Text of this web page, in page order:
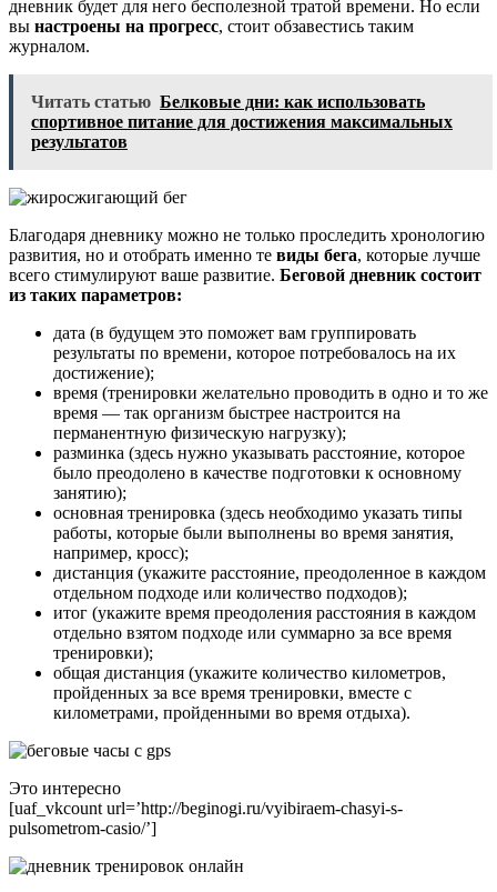
дневник будет для него бесполезной тратой времени. Но если
вы настроены на прогресс, стоит обзавестись таким
журналом.
Читать статью Белковые дни: как использовать
спортивное питание для достижения максимальных
результатов
Благодаря дневнику можно не только проследить хронологию
развития, но и отобрать именно те виды бега, которые лучше
всего стимулируют ваше развитие. Беговой дневник состоит
из таких параметров:
дата (в будущем это поможет вам группировать
результаты по времени, которое потребовалось на их
достижение);
время (тренировки желательно проводить в одно и то же
время — так организм быстрее настроится на
перманентную физическую нагрузку);
разминка (здесь нужно указывать расстояние, которое
было преодолено в качестве подготовки к основному
занятию);
основная тренировка (здесь необходимо указать типы
работы, которые были выполнены во время занятия,
например, кросс);
дистанция (укажите расстояние, преодоленное в каждом
отдельном подходе или количество подходов);
итог (укажите время преодоления расстояния в каждом
отдельно взятом подходе или суммарно за все время
тренировки);
общая дистанция (укажите количество километров,
пройденных за все время тренировки, вместе с
километрами, пройденными во время отдыха).
Это интересно
[uaf_vkcount url=’http://beginogi.ru/vyibiraem-chasyi-s-
pulsometrom-casio/’]